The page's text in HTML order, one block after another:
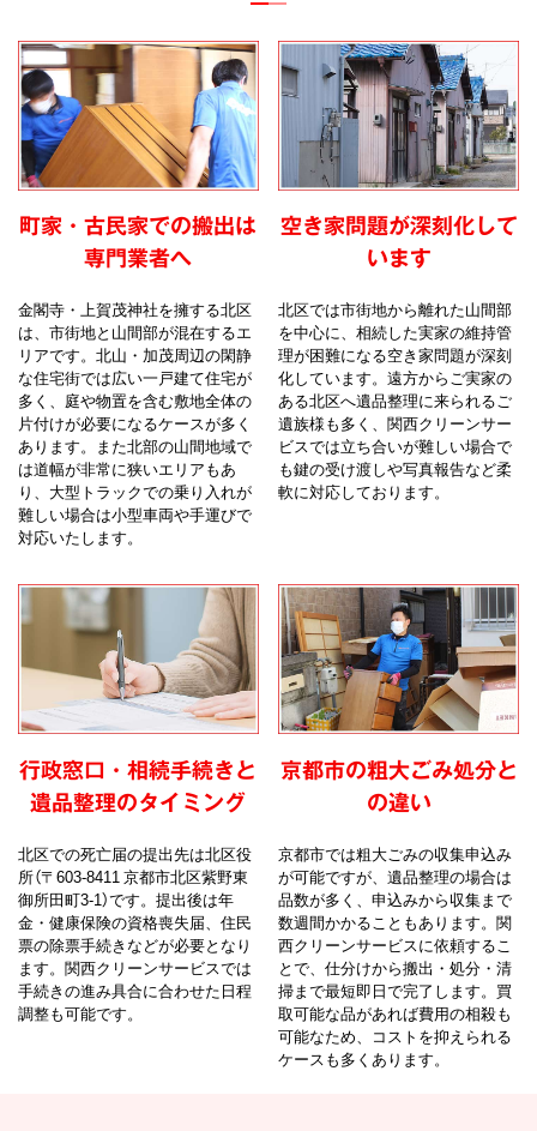
町家・古民家での搬出は
専門業者へ
金閣寺・上賀茂神社を擁する北区
は、市街地と山間部が混在するエ
リアです。北山・加茂周辺の閑静
な住宅街では広い一戸建て住宅が
多く、庭や物置を含む敷地全体の
片付けが必要になるケースが多く
あります。また北部の山間地域で
は道幅が非常に狭いエリアもあ
り、大型トラックでの乗り入れが
難しい場合は小型車両や手運びで
対応いたします。
空き家問題が深刻化して
います
北区では市街地から離れた山間部
を中心に、相続した実家の維持管
理が困難になる空き家問題が深刻
化しています。遠方からご実家の
ある北区へ遺品整理に来られるご
遺族様も多く、関西クリーンサー
ビスでは立ち合いが難しい場合で
も鍵の受け渡しや写真報告など柔
軟に対応しております。
行政窓口・相続手続きと
遺品整理のタイミング
北区での死亡届の提出先は北区役
所（〒603-8411 京都市北区紫野東
御所田町3-1）です。提出後は年
金・健康保険の資格喪失届、住民
票の除票手続きなどが必要となり
ます。関西クリーンサービスでは
手続きの進み具合に合わせた日程
調整も可能です。
京都市の粗大ごみ処分と
の違い
京都市では粗大ごみの収集申込み
が可能ですが、遺品整理の場合は
品数が多く、申込みから収集まで
数週間かかることもあります。関
西クリーンサービスに依頼するこ
とで、仕分けから搬出・処分・清
掃まで最短即日で完了します。買
取可能な品があれば費用の相殺も
可能なため、コストを抑えられる
ケースも多くあります。